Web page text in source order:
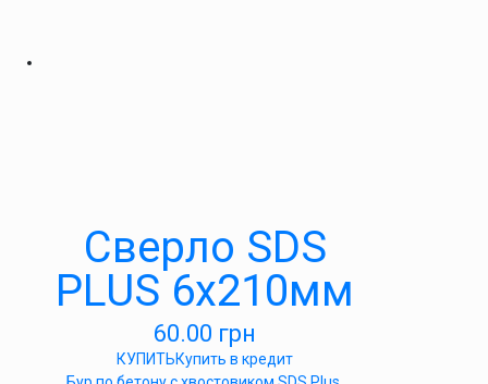
Сверло SDS
PLUS 6х210мм
60.00 грн
КУПИТЬКупить в кредит